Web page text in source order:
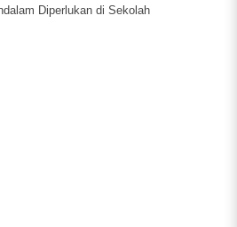
Diperlukan di Sekolah